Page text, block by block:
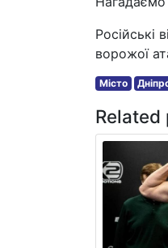
Російські
ворожої
Місто
Related